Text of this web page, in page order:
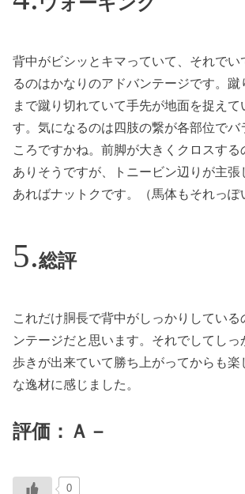
背中がビシッとキマっていて、それでい
るのはかなりのアドバンテージです。蹴
まで蹴り切れていて手先が地面を捉え
す。気になるのは四肢の繋が各部位でバ
ころですかね。前脚が大きくクロスする
ありそうですが、トニービン辺りが主張
あればナットクです。（馬体もそれっぽ
総評
これだけ胴長で背中がしっかりしてい
ンテージだと思います。それでしてしっ
歩きが出来ていて勝ち上がってからも楽
な逸材に感じました。
評価：Ａ－
0